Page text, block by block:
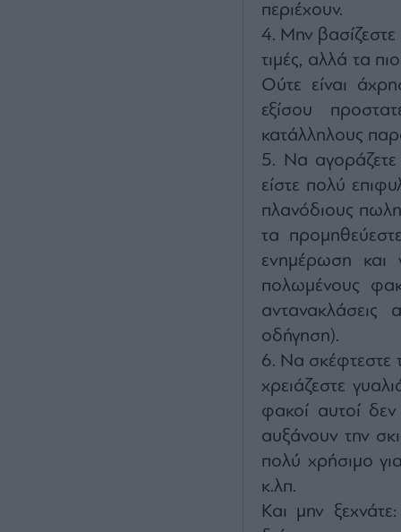
περιέχουν.
Μην βασίζεστε
τιμές, αλλά τα
Ούτε είναι
εξίσου
κατάλληλους
Να
είστε πολύ
πλανόδιους
τα
ενημέρωση και
πολωμένους
οδήγηση).
Να σκέφτεστε
χρειάζεστε
φακοί αυτοί
αυξάνουν την
πολύ χρήσιμο
κ.λπ.
Και μην